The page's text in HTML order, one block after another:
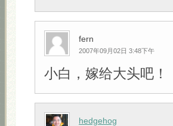
fern
2007年09月02日 3:48下午
小白，嫁给大头吧！
hedgehog